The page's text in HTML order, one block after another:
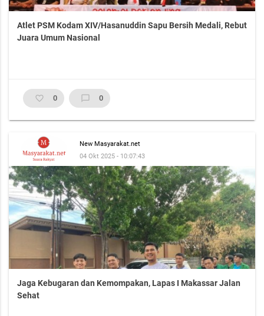
Atlet PSM Kodam XIV/Hasanuddin Sapu Bersih Medali, Rebut
Juara Umum Nasional
favorite_border 0 chat_bubble_outline 0
New Masyarakat.net
04 Okt 2025 - 10:07:43
Jaga Kebugaran dan Kemompakan, Lapas I Makassar Jalan
Sehat